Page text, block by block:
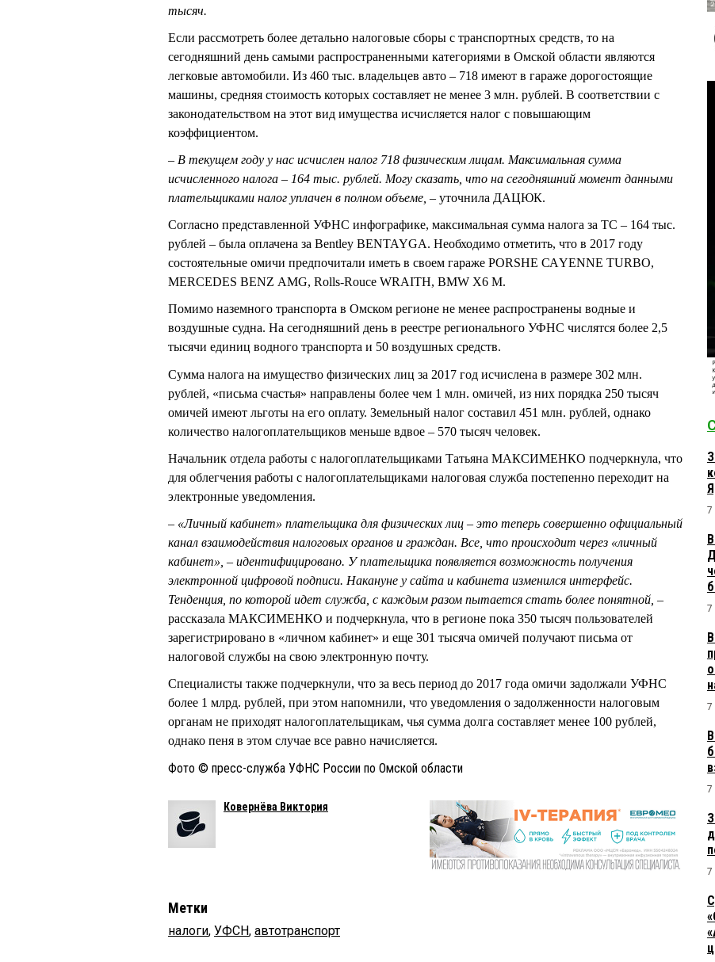
тысяч.
Если рассмотреть более детально налоговые сборы с транспортных средств, то на
сегодняшний день самыми распространенными категориями в Омской области являются
легковые автомобили. Из 460 тыс. владельцев авто – 718 имеют в гараже дорогостоящие
машины, средняя стоимость которых составляет не менее 3 млн. рублей. В соответствии с
законодательством на этот вид имущества исчисляется налог с повышающим
коэффициентом.
– В текущем году у нас исчислен налог 718 физическим лицам. Максимальная сумма
исчисленного налога – 164 тыс. рублей. Могу сказать, что на сегодняшний момент данными
плательщиками налог уплачен в полном объеме, – уточнила ДАЦЮК.
Согласно представленной УФНС инфографике, максимальная сумма налога за ТС – 164 тыс.
рублей – была оплачена за Bentley BENTAYGA. Необходимо отметить, что в 2017 году
состоятельные омичи предпочитали иметь в своем гараже РОRSНЕ САYЕNNЕ ТURВО,
МЕRСЕDЕS ВЕNZ АМG, Rolls-Rouce WRАIТН, ВМW Х6 М.
Помимо наземного транспорта в Омском регионе не менее распространены водные и
воздушные судна. На сегодняшний день в реестре регионального УФНС числятся более 2,5
тысячи единиц водного транспорта и 50 воздушных средств.
Сумма налога на имущество физических лиц за 2017 год исчислена в размере 302 млн.
рублей, «письма счастья» направлены более чем 1 млн. омичей, из них порядка 250 тысяч
омичей имеют льготы на его оплату. Земельный налог составил 451 млн. рублей, однако
количество налогоплательщиков меньше вдвое – 570 тысяч человек.
Начальник отдела работы с налогоплательщиками Татьяна МАКСИМЕНКО подчеркнула, что
для облегчения работы с налогоплательщиками налоговая служба постепенно переходит на
электронные уведомления.
– «Личный кабинет» плательщика для физических лиц – это теперь совершенно официальный
канал взаимодействия налоговых органов и граждан. Все, что происходит через «личный
кабинет», – идентифицировано. У плательщика появляется возможность получения
электронной цифровой подписи. Накануне у сайта и кабинета изменился интерфейс.
Тенденция, по которой идет служба, с каждым разом пытается стать более понятной, –
рассказала МАКСИМЕНКО и подчеркнула, что в регионе пока 350 тысяч пользователей
зарегистрировано в «личном кабинет» и еще 301 тысяча омичей получают письма от
налоговой службы на свою электронную почту.
Специалисты также подчеркнули, что за весь период до 2017 года омичи задолжали УФНС
более 1 млрд. рублей, при этом напомнили, что уведомления о задолженности налоговым
органам не приходят налогоплательщикам, чья сумма долга составляет менее 100 рублей,
однако пеня в этом случае все равно начисляется.
Фото © пресс-служба УФНС России по Омской области
Ковернёва Виктория
Метки
налоги, УФСН, автотранспорт
7
7
7
7
7